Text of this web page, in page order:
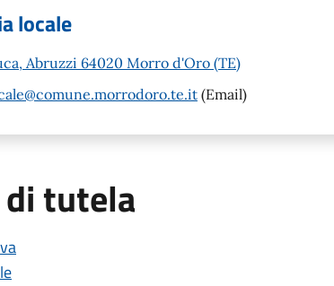
locale
Abruzzi 64020 Morro d'Oro (TE)
(Email)
tutela